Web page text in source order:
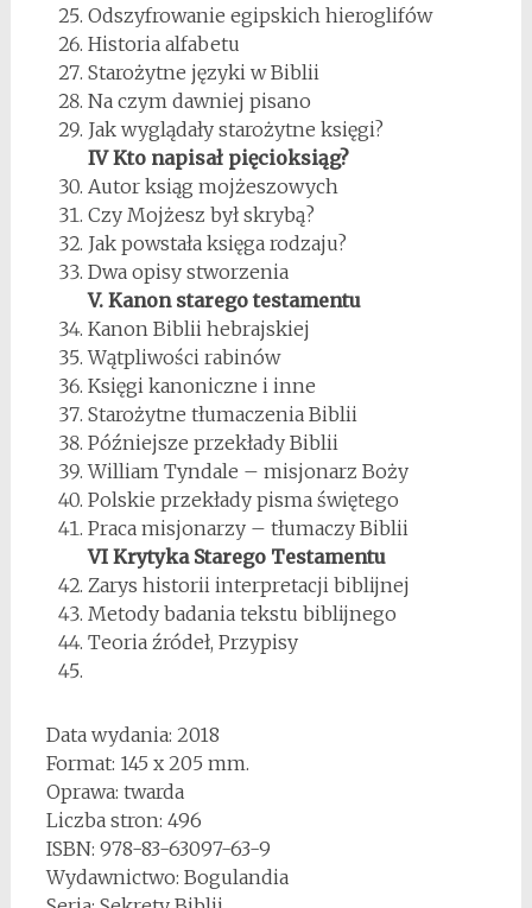
Odszyfrowanie egipskich hieroglifów
Historia alfabetu
Starożytne języki w Biblii
Na czym dawniej pisano
Jak wyglądały starożytne księgi?
IV Kto napisał pięcioksiąg?
Autor ksiąg mojżeszowych
Czy Mojżesz był skrybą?
Jak powstała księga rodzaju?
Dwa opisy stworzenia
V. Kanon starego testamentu
Kanon Biblii hebrajskiej
Wątpliwości rabinów
Księgi kanoniczne i inne
Starożytne tłumaczenia Biblii
Późniejsze przekłady Biblii
William Tyndale – misjonarz Boży
Polskie przekłady pisma świętego
Praca misjonarzy – tłumaczy Biblii
VI Krytyka Starego Testamentu
Zarys historii interpretacji biblijnej
Metody badania tekstu biblijnego
Teoria źródeł, Przypisy
Data wydania: 2018
Format: 145 x 205 mm.
Oprawa: twarda
Liczba stron: 496
ISBN: 978-83-63097-63-9
Wydawnictwo: Bogulandia